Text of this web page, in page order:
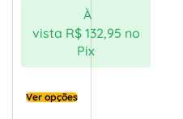
À
vista R$132,95 no
Pix
Ver opções